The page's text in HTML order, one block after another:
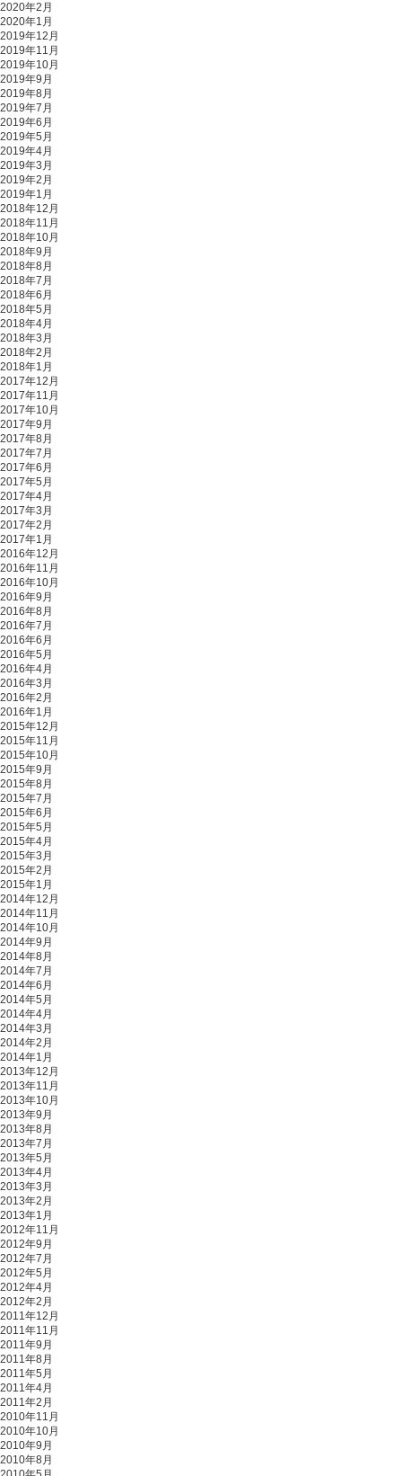
2020年2月
2020年1月
2019年12月
2019年11月
2019年10月
2019年9月
2019年8月
2019年7月
2019年6月
2019年5月
2019年4月
2019年3月
2019年2月
2019年1月
2018年12月
2018年11月
2018年10月
2018年9月
2018年8月
2018年7月
2018年6月
2018年5月
2018年4月
2018年3月
2018年2月
2018年1月
2017年12月
2017年11月
2017年10月
2017年9月
2017年8月
2017年7月
2017年6月
2017年5月
2017年4月
2017年3月
2017年2月
2017年1月
2016年12月
2016年11月
2016年10月
2016年9月
2016年8月
2016年7月
2016年6月
2016年5月
2016年4月
2016年3月
2016年2月
2016年1月
2015年12月
2015年11月
2015年10月
2015年9月
2015年8月
2015年7月
2015年6月
2015年5月
2015年4月
2015年3月
2015年2月
2015年1月
2014年12月
2014年11月
2014年10月
2014年9月
2014年8月
2014年7月
2014年6月
2014年5月
2014年4月
2014年3月
2014年2月
2014年1月
2013年12月
2013年11月
2013年10月
2013年9月
2013年8月
2013年7月
2013年5月
2013年4月
2013年3月
2013年2月
2013年1月
2012年11月
2012年9月
2012年7月
2012年5月
2012年4月
2012年2月
2011年12月
2011年11月
2011年9月
2011年8月
2011年5月
2011年4月
2011年2月
2010年11月
2010年10月
2010年9月
2010年8月